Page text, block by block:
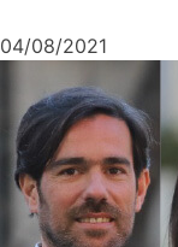
04/08/2021